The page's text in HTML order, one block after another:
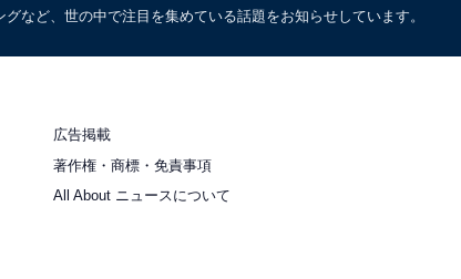
など、世の中で注目を集めている話題をお知らせしています。
広告掲載
著作権・商標・免責事項
All About ニュースについて